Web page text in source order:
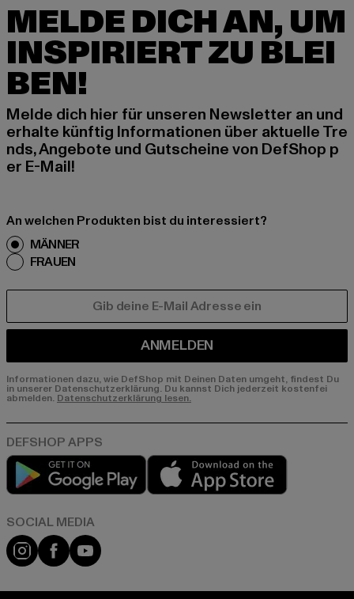
MELDE DICH AN, UM
INSPIRIERT ZU BLEI
BEN!
Melde dich hier für unseren Newsletter an und
erhalte künftig Informationen über aktuelle Tre
nds, Angebote und Gutscheine von DefShop p
er E-Mail!
An welchen Produkten bist du interessiert?
MÄNNER
FRAUEN
ANMELDEN
Informationen dazu, wie DefShop mit Deinen Daten umgeht, findest Du
in unserer Datenschutzerklärung. Du kannst Dich jederzeit kostenfei
abmelden. Datenschutzerklärung lesen.
Play market
Instagram
FacebookYouTube